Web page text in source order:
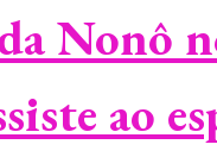
Nonô
ao